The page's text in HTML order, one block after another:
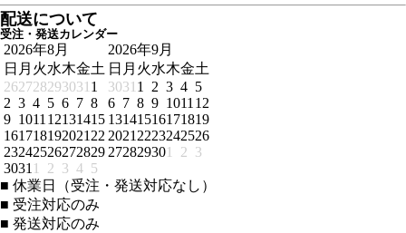
配送について
受注・発送カレンダー
2026年8月
日 月 火水木金土
262728293031 1
2 3 4 5 6 7 8
9 1011 12131415
161718192021 22
23242526272829
3031 1 2 3 4 5
2026年9月
日 月 火水木金土
3031 1 2 3 4 5
6 7 8 9 1011 12
13141516171819
2021 2223242526
272829301 2 3
■ 休業日（受注・発送対応なし）
■ 受注対応のみ
■ 発送対応のみ